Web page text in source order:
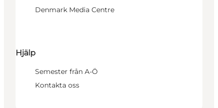
Denmark Media Centre
Hjälp
Semester från A-Ö
Kontakta oss